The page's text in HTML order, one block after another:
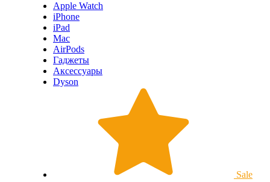
Apple Watch
iPhone
iPad
Mac
AirPods
Гаджеты
Аксессуары
Dyson
Sale